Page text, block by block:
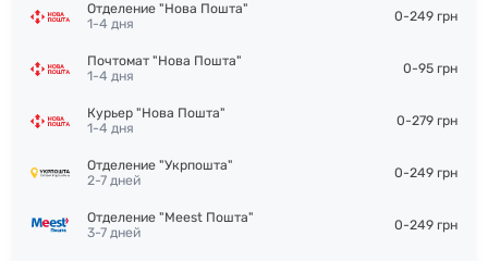
Отделение "Нова Пошта"
1-4 дня
0-249 грн
Почтомат "Нова Пошта"
1-4 дня
0-95 грн
Курьер "Нова Пошта"
1-4 дня
0-279 грн
Отделение "Укрпошта"
2-7 дней
0-249 грн
Отделение "Meest Пошта"
3-7 дней
0-249 грн